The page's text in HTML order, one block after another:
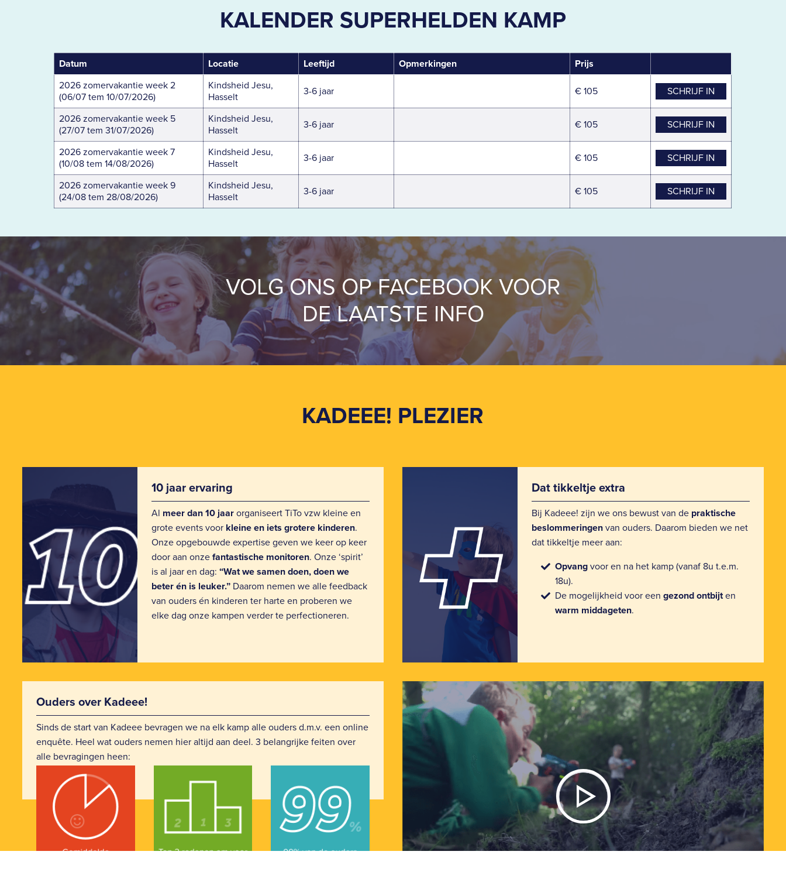
KALENDER SUPERHELDEN KAMP
Datum Locatie Leeftijd Opmerkingen
Prijs
2026 zomervakantie week 2
(06/07 tem 10/07/2026)
Kindsheid Jesu,
Hasselt
3-6 jaar € 105 SCHRIJF IN
2026 zomervakantie week 5
(27/07 tem 31/07/2026)
Kindsheid Jesu,
Hasselt
3-6 jaar € 105 SCHRIJF IN
2026 zomervakantie week 7
(10/08 tem 14/08/2026)
Kindsheid Jesu,
Hasselt
3-6 jaar € 105 SCHRIJF IN
2026 zomervakantie week 9
(24/08 tem 28/08/2026)
Kindsheid Jesu,
Hasselt
3-6 jaar € 105 SCHRIJF IN
VOLG ONS OP FACEBOOK VOOR
DE LAATSTE INFO
KADEEE! PLEZIER
10 jaar ervaring
Al meer dan 10 jaar organiseert TiTo vzw kleine en
grote events voor kleine en iets grotere kinderen.
Onze opgebouwde expertise geven we keer op keer
door aan onze fantastische monitoren. Onze ‘spirit’
is al jaar en dag: “Wat we samen doen, doen we
beter én is leuker.”Daarom nemen we alle feedback
van ouders én kinderen ter harte en proberen we
elke dag onze kampen verder te perfectioneren.
Dat tikkeltje extra
Bij Kadeee! zijn we ons bewust van de praktische
beslommeringenvan ouders. Daarom bieden we net
dat tikkeltje meer aan:
Opvangvoor en na het kamp (vanaf 8u t.e.m.
18u).
De mogelijkheid voor een gezond ontbijten
warm middageten.
Ouders over Kadeee!
Sinds de start van Kadeee bevragen we na elk kamp alle ouders d.m.v. een online
enquête. Heel wat ouders nemen hier altijd aan deel. 3 belangrijke feiten over
alle bevragingen heen: